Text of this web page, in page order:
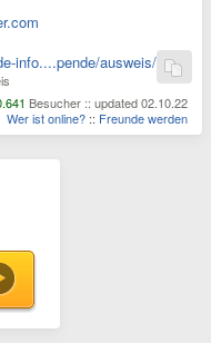
info....pende/ausweis/
Besucher :: updated 02.10.22
Wer ist online? :: Freunde werden